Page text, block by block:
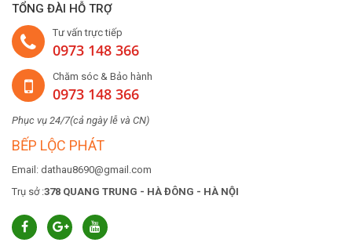
TỔNG ĐÀI HỖ TRỢ
Tư vấn trực tiếp
0973 148 366
Chăm sóc & Bảo hành
0973 148 366
Phục vụ 24/7(cả ngày lễ và CN)
BẾP LỘC PHÁT
Email: dathau8690@gmail.com
Trụ sở :378 QUANG TRUNG - HÀ ĐÔNG - HÀ NỘI